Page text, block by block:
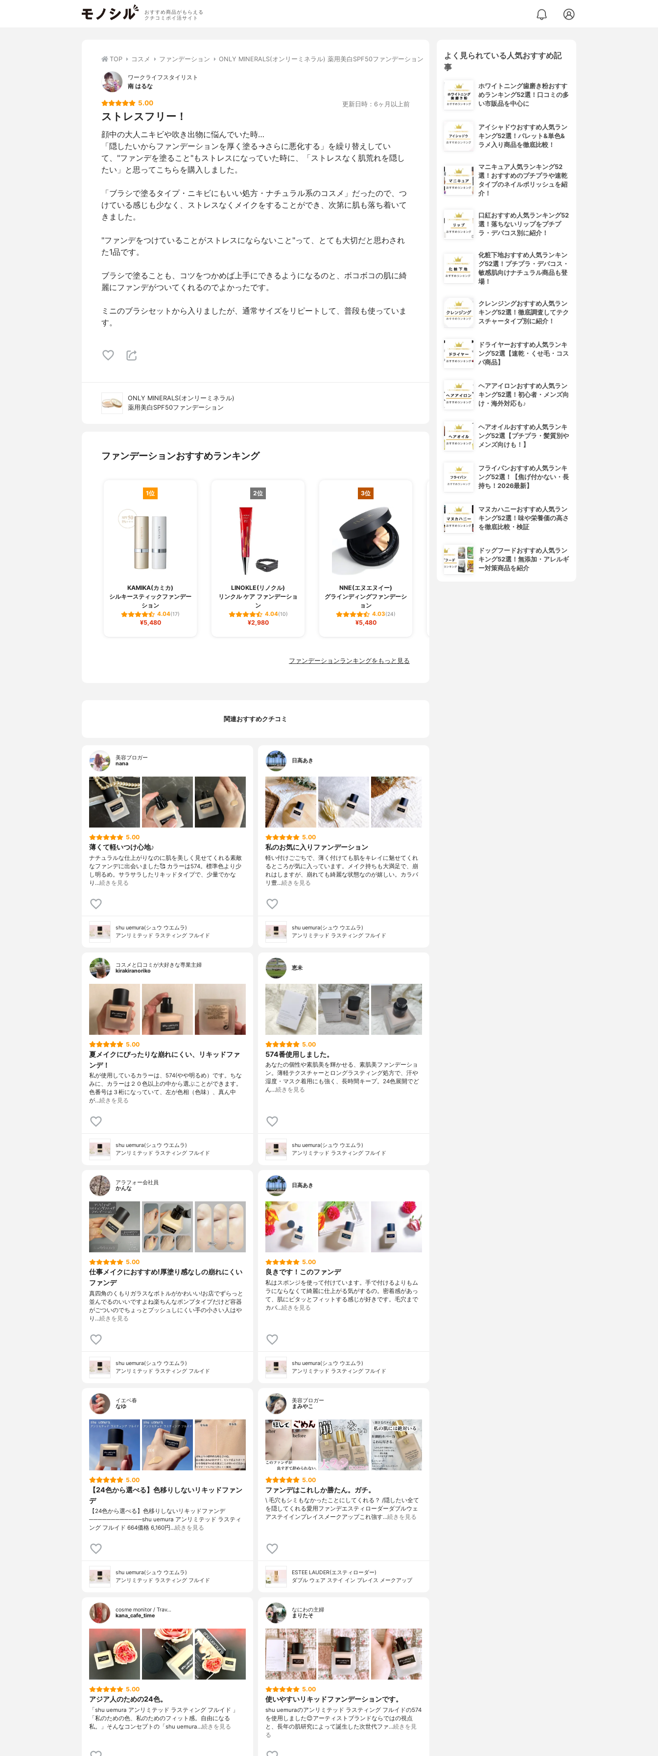
おすすめ商品がもらえる
クチコミポイ活サイト
TOP コスメ ファンデーション ONLY MINERALS(オンリーミネラル) 薬用美白SPF50ファンデーション
ワークライフスタイリスト
南 はるな
5.00 更新日時：6ヶ月以上前
ストレスフリー！
顔中の大人ニキビや吹き出物に悩んでいた時…
「隠したいからファンデーションを厚く塗る→さらに悪化する」を繰り替えしてい
て、"ファンデを塗ること"もストレスになっていた時に、「ストレスなく肌荒れを隠し
たい」と思ってこちらを購入しました。
「ブラシで塗るタイプ・ニキビにもいい処方・ナチュラル系のコスメ」だったので、つ
けている感じも少なく、ストレスなくメイクをすることができ、次第に肌も落ち着いて
きました。
"ファンデをつけていることがストレスにならないこと"って、とても大切だと思わされ
た1品です。
ブラシで塗ることも、コツをつかめば上手にできるようになるのと、ボコボコの肌に綺
麗にファンデがついてくれるのでよかったです。
ミニのブラシセットから入りましたが、通常サイズをリピートして、普段も使っていま
す。
ONLY MINERALS(オンリーミネラル)
薬用美白SPF50ファンデーション
ファンデーションおすすめランキング
1位
KAMIKA(カミカ)
シルキースティックファンデー
ション
4.04(17)
¥5,480
2位
LINOKLE(リノクル)
リンクル ケア ファンデーショ
ン
4.04(10)
¥2,980
3位
NNE(エヌエヌイー)
グラインディングファンデーシ
ョン
4.03(24)
¥5,480
ファンデーションランキングをもっと見る
関連おすすめクチコミ
美容ブロガー
nana
5.00
薄くて軽いつけ心地♪
ナチュラルな仕上がりなのに肌を美しく見せてくれる素敵
なファンデに出会いました🥰 カラーは574。標準色より少
し明るめ。サラサラしたリキッドタイプで、少量でかな
り…続きを見る
shu uemura(シュウ ウエムラ)
アンリミテッド ラスティング フルイド
日高あき
5.00
私のお気に入りファンデーション
軽い付けごごちで、薄く付けても肌をキレイに魅せてくれ
るところが気に入っています。メイク持ちも大満足で、崩
れはしますが、崩れても綺麗な状態なのが嬉しい。カラバ
リ豊…続きを見る
shu uemura(シュウ ウエムラ)
アンリミテッド ラスティング フルイド
コスメと口コミが大好きな専業主婦
kirakiranoriko
5.00
夏メイクにぴったりな崩れにくい、リキッドファ
ンデ！
私が使用しているカラーは、574(やや明るめ）です。ちな
みに、カラーは２０色以上の中から選ぶことができます。
色番号は３桁になっていて、左が色相（色味）、真ん中
が…続きを見る
shu uemura(シュウ ウエムラ)
アンリミテッド ラスティング フルイド
恵未
5.00
574番使用しました。
あなたの個性や素肌美を輝かせる、素肌美ファンデーショ
ン。薄軽テクスチャーとロングラスティング処方で、汗や
湿度・マスク着用にも強く、長時間キープ。24色展開でど
ん…続きを見る
shu uemura(シュウ ウエムラ)
アンリミテッド ラスティング フルイド
アラフォー会社員
かんな
5.00
仕事メイクにおすすめ!厚塗り感なしの崩れにくい
ファンデ
真四角のくもりガラスなボトルがかわいい!お店でずらっと
並んでるのいいですよね楽ちんなポンプタイプだけど容器
がごついのでちょっとプッシュしにくい手の小さい人はや
り…続きを見る
shu uemura(シュウ ウエムラ)
アンリミテッド ラスティング フルイド
日高あき
5.00
良きです！このファンデ
私はスポンジを使って付けています。手で付けるよりもム
ラにならなくて綺麗に仕上がる気がするの。密着感があっ
て、肌にピタッとフィットする感じが好きです。毛穴まで
カバ…続きを見る
shu uemura(シュウ ウエムラ)
アンリミテッド ラスティング フルイド
イエベ春
なゆ
5.00
【24色から選べる】色移りしないリキッドファン
デ
【24色から選べる】色移りしないリキッドファンデ
────────────shu uemura アンリミテッド ラスティ
ング フルイド 664価格 6,160円…続きを見る
shu uemura(シュウ ウエムラ)
アンリミテッド ラスティング フルイド
美容ブロガー
まみやこ
5.00
ファンデはこれしか勝たん。ガチ。
\ 毛穴もシミもなかったことにしてくれる？ /⁡⁡隠したい全て
を隠してくれる愛用ファンデ⁡エスティローダーダブルウェ
アステイインプレイスメークアップ⁡⁡これ強す…続きを見る
ESTEE LAUDER(エスティローダー)
ダブル ウェア ステイ イン プレイス メークアップ
cosme monitor / Trav…
kana_cafe_time
5.00
アジア人のための24色。
「shu uemura アンリミテッド ラスティング フルイド 」
「私のための色、私のためのフィット感。自由になる
私。」そんなコンセプトの「shu uemura…続きを見る
なにわの主婦
まりたそ
5.00
使いやすいリキッドファンデーションです。
shu uemuraのアンリミテッド ラスティング フルイドの574
を使用しました😊アーティストブランドならではの視点
と、長年の肌研究によって誕生した次世代ファ…続きを見
る
よく見られている人気おすすめ記
事
ホワイトニング歯磨き粉おすす
めランキング52選！口コミの多
い市販品を中心に
アイシャドウおすすめ人気ラン
キング52選！パレット&単色&
ラメ入り商品を徹底比較！
マニキュア人気ランキング52
選！おすすめのプチプラや速乾
タイプのネイルポリッシュを紹
介！
口紅おすすめ人気ランキング52
選！落ちないリップをプチプ
ラ・デパコス別に紹介！
化粧下地おすすめ人気ランキン
グ52選！プチプラ・デパコス・
敏感肌向けナチュラル商品も登
場！
クレンジングおすすめ人気ラン
キング52選！徹底調査してテク
スチャータイプ別に紹介！
ドライヤーおすすめ人気ランキ
ング52選【速乾・くせ毛・コス
パ商品】
ヘアアイロンおすすめ人気ラン
キング52選！初心者・メンズ向
け・海外対応も♪
ヘアオイルおすすめ人気ランキ
ング52選【プチプラ・髪質別や
メンズ向けも！】
フライパンおすすめ人気ランキ
ング52選！【焦げ付かない・長
持ち！2026最新】
マヌカハニーおすすめ人気ラン
キング52選！味や栄養価の高さ
を徹底比較・検証
ドッグフードおすすめ人気ラン
キング52選！無添加・アレルギ
ー対策商品を紹介